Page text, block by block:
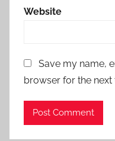
Website
Save my name,
browser for the next